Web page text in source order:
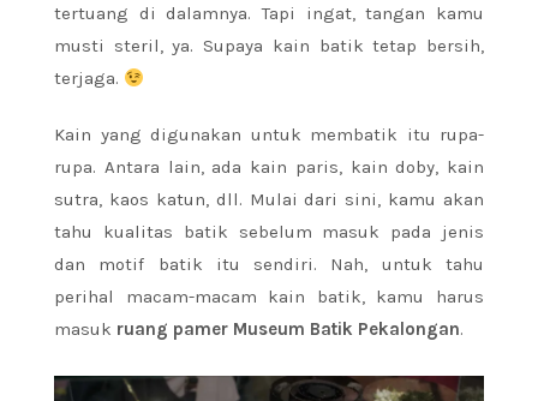
tertuang di dalamnya. Tapi ingat, tangan kamu
musti steril, ya. Supaya kain batik tetap bersih,
terjaga.
Kain yang digunakan untuk membatik itu rupa-
rupa. Antara lain, ada kain paris, kain doby, kain
sutra, kaos katun, dll. Mulai dari sini, kamu akan
tahu kualitas batik sebelum masuk pada jenis
dan motif batik itu sendiri. Nah, untuk tahu
perihal macam-macam kain batik, kamu harus
masuk ruang pamer Museum Batik Pekalongan.